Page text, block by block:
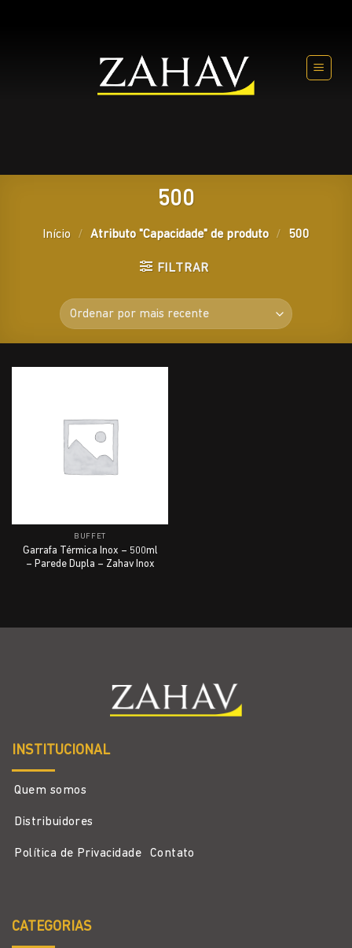
500
Início / Atributo "Capacidade" de produto / 500
FILTRAR
BUFFET
Garrafa Térmica Inox – 500ml
– Parede Dupla – Zahav Inox
INSTITUCIONAL
Quem somos
Distribuidores
Política de Privacidade Contato
CATEGORIAS